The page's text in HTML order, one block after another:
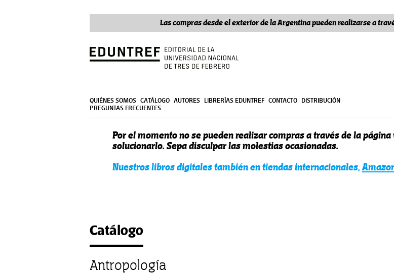
Las compras desde el exterior de la Argentina pueden realizarse a
QUIÉNES SOMOS CATÁLOGO AUTORES LIBRERÍAS EDUNTREF CONTACTO DISTRIBUCIÓN
PREGUNTAS FRECUENTES
Por el momento no se pueden realizar compras a través de la
solucionarlo. Sepa disculpar las molestias ocasionadas.
Nuestros libros digitales también en tiendas internacionales,
Catálogo
Antropología